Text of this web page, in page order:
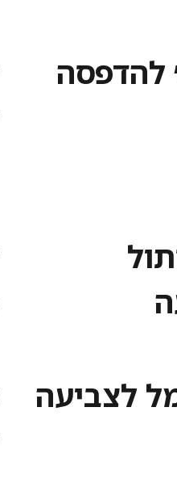
להדפסה
לצביעה